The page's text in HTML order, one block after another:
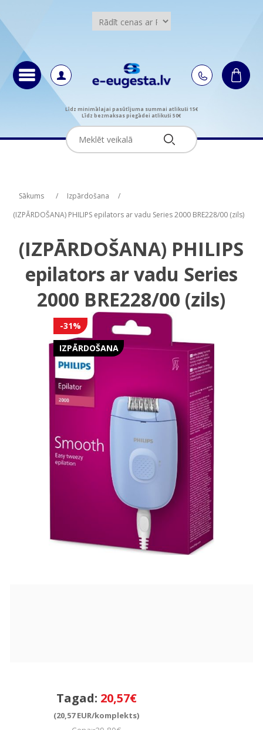
Līdz minimālajai pasūtījuma summai atlikuši 15€
Līdz bezmaksas piegādei atlikuši 50€
Sākums / Izpārdošana
/
(IZPĀRDOŠANA) PHILIPS epilators ar vadu Series 2000 BRE228/00 (zils)
(IZPĀRDOŠANA) PHILIPS
epilators ar vadu Series
2000 BRE228/00 (zils)
IZPĀRDOŠANA
-31%
Tagad: 20,57€
(20,57 EUR/komplekts)